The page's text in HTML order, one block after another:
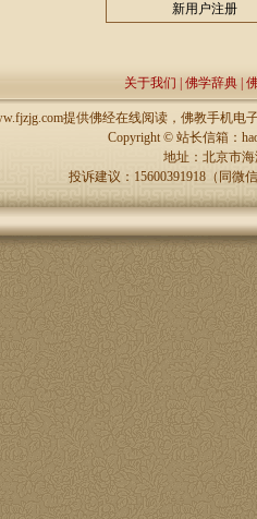
新用户注册
关于我们 佛学辞典
提供佛经在线阅读，佛教手机
Copyright © 站长信箱：
地址：北京市
投诉建议：15600391918（同微